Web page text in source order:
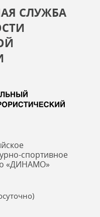
СЛУЖБА
спортивное
«ДИНАМО»